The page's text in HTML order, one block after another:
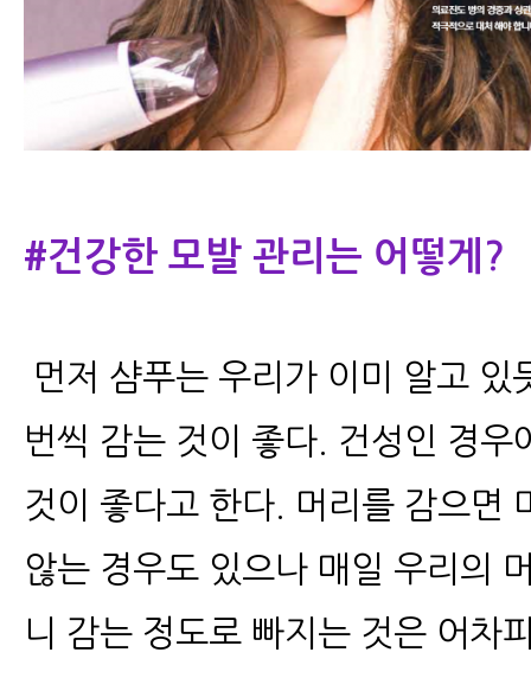
#건강한 모발 관리는 어떻게?
먼저 샴푸는 우리가 이미 알고 있
번씩 감는 것이 좋다. 건성인 경우
것이 좋다고 한다. 머리를 감으면
않는 경우도 있으나 매일 우리의
니 감는 정도로 빠지는 것은 어차